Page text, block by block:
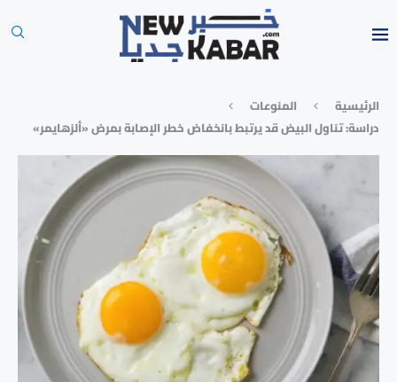
الرئيسية
المنوعات
دراسة: تناول البيض قد يرتبط بانخفاض خطر الإصابة بمرض «ألزهايمر»